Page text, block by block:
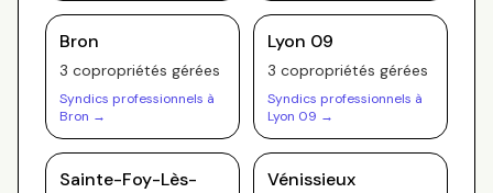
Bron
3 copropriétés gérées
Syndics professionnels à
Bron →
Lyon 09
3 copropriétés gérées
Syndics professionnels à
Lyon 09 →
Sainte-Foy-Lès-
Vénissieux